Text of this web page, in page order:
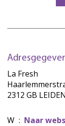
La Fresh
2312 GB LEIDEN
W : Naar